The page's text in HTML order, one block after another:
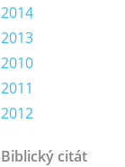
2014
2013
2010
2011
2012
Biblický citát